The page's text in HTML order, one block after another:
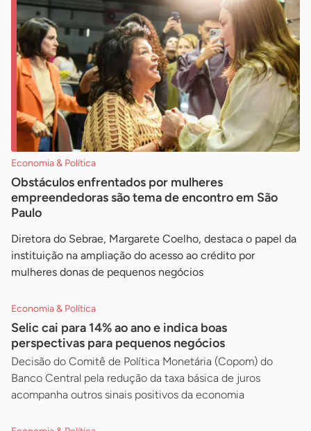
Economia & Política
Obstáculos enfrentados por mulheres
empreendedoras são tema de encontro em São
Paulo
Diretora do Sebrae, Margarete Coelho, destaca o papel da
instituição na ampliação do acesso ao crédito por
mulheres donas de pequenos negócios
Economia & Política
Selic cai para 14% ao ano e indica boas
perspectivas para pequenos negócios
Decisão do Comitê de Política Monetária (Copom) do
Banco Central pela redução da taxa básica de juros
acompanha outros sinais positivos da economia